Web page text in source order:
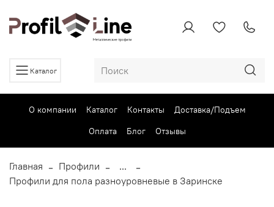
Каталог
О компании Каталог Контакты
Доставка/Подъем
Оплата
Блог Отзывы
Главная Профили
...
Профили для пола разноуровневые в Заринске